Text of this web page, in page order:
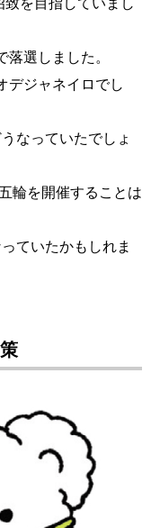
を目指していまし
選しました。
デジャネイロでし
なっていたでしょ
輪を開催することは
ていたかもしれま